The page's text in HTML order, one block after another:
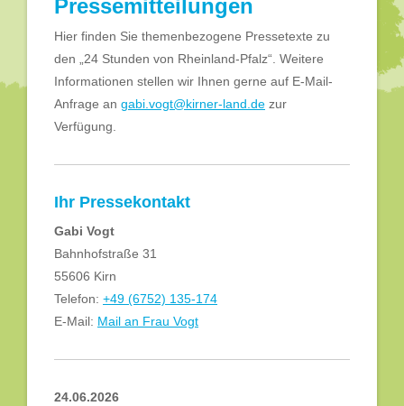
Pressemitteilungen
Hier finden Sie themenbezogene Pressetexte zu
den „24 Stunden von Rheinland-Pfalz“. Weitere
Informationen stellen wir Ihnen gerne auf E-Mail-
Anfrage an gabi.vogt@kirner-land.de zur
Verfügung.
Ihr Pressekontakt
Gabi Vogt
Bahnhofstraße 31
55606 Kirn
Telefon: +49 (6752) 135-174
E-Mail: Mail an Frau Vogt
24.06.2026